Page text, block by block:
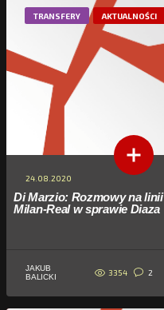
TRANSFERY AKTUALNOŚCI
24.08.2020
Di Marzio: Rozmowy na linii
Milan-Real w sprawie Diaza
JAKUB
BALICKI
3354 2